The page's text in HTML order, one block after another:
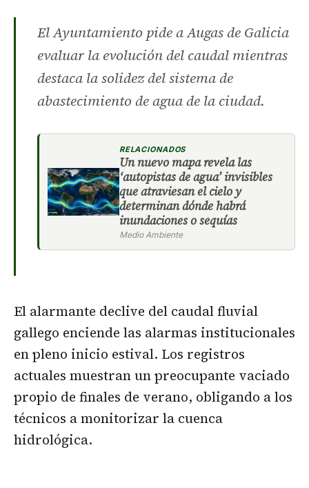
El Ayuntamiento pide a Augas de Galicia
evaluar la evolución del caudal mientras
destaca la solidez del sistema de
abastecimiento de agua de la ciudad.
RELACIONADOS
Un nuevo mapa revela las
‘autopistas de agua’ invisibles
que atraviesan el cielo y
determinan dónde habrá
inundaciones o sequías
Medio Ambiente
El alarmante declive del caudal fluvial
gallego enciende las alarmas institucionales
en pleno inicio estival. Los registros
actuales muestran un preocupante vaciado
propio de finales de verano, obligando a los
técnicos a monitorizar la cuenca
hidrológica.